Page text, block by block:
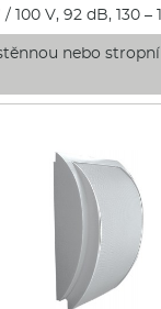
100 V, 92 dB, 130 –
nebo